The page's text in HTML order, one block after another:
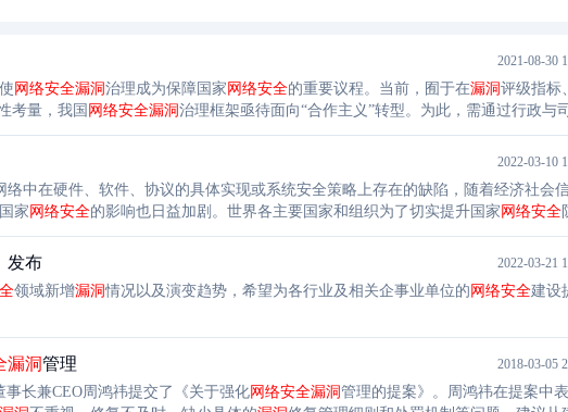
2021-08-30
网络安全漏洞治理成为保障国家 网络安全的重要议程。当前，囿于在漏洞评级指标
考量，我国 网络安全漏洞治理框架亟待面向“合作主义”转型。为此，需通过行政与
门之间的合作搭建网络安全漏洞协同机制，通过行政与公众的合作拓宽社会公众参
2022-03-10
络中在硬件、软件、协议的具体实现或系统安全策略上存在的缺陷，随着经济社会
家 网络安全的影响也日益加剧。世界各主要国家和组织为了切实提升国家 网络安全
家级漏洞通报平台或漏洞数据库。日本于2003年开始建设“日本漏洞通报”(JVN)平
发布 2022-03-21
领域新增漏洞情况以及演变趋势，希望为各行业及相关企事业单位的 网络安全建设
漏洞管理 2018-03-05
长兼CEO周鸿祎提交了《关于强化网络安全漏洞管理的提案》。周鸿祎在提案中